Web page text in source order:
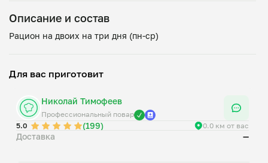
Описание и состав
Для вас приготовит
Николай Тимофеев
Профессиональный повар
5.0
(199) 0.0 км от вас
Доставка —